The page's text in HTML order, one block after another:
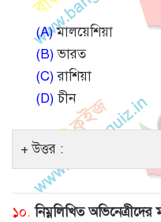
(A)মালয়েশিয়া
(B)ভারত
(C)রাশিয়া
(D)চীন
উত্তর :
১০. নিম্নলিখিত